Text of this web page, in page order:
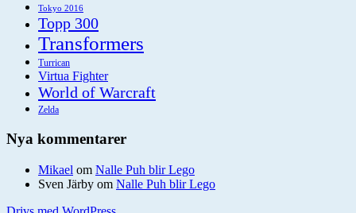
Tokyo 2016
Topp 300
Transformers
Turrican
Virtua Fighter
World of Warcraft
Zelda
Nya kommentarer
Mikael om Nalle Puh blir Lego
Sven Järby om Nalle Puh blir Lego